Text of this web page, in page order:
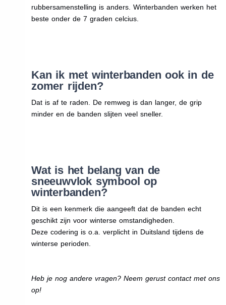
rubbersamenstelling is anders. Winterbanden werken het
beste onder de 7 graden celcius.
Kan ik met winterbanden ook in de
zomer rijden?
Dat is af te raden. De remweg is dan langer, de grip
minder en de banden slijten veel sneller.
Wat is het belang van de
sneeuwvlok symbool op
winterbanden?
Dit is een kenmerk die aangeeft dat de banden echt
geschikt zijn voor winterse omstandigheden.
Deze codering is o.a. verplicht in Duitsland tijdens de
winterse perioden.
Heb je nog andere vragen? Neem gerust contact met ons
op!